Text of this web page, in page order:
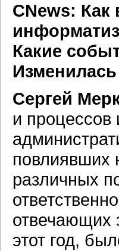
CNews: Как
Какие
Сергей
и процессов
повлиявших
различных
отвечающих
этот год,